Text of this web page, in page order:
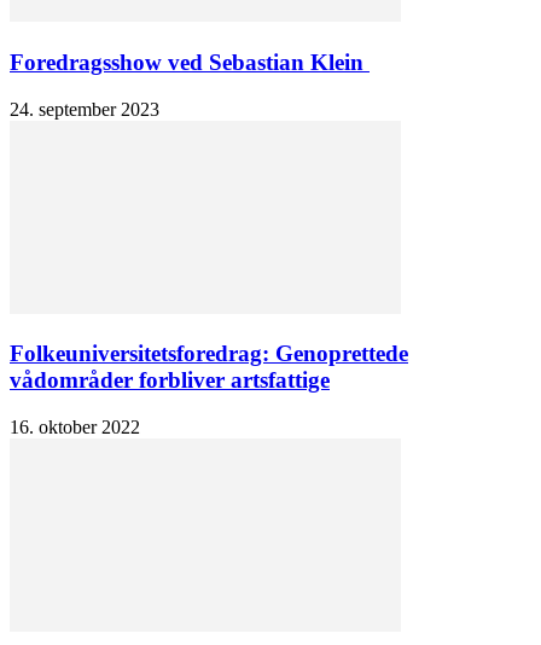
Foredragsshow ved Sebastian Klein
24. september 2023
Folkeuniversitetsforedrag: Genoprettede
vådområder forbliver artsfattige
16. oktober 2022